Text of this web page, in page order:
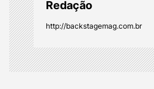
Redação
http://backstagemag.com.br